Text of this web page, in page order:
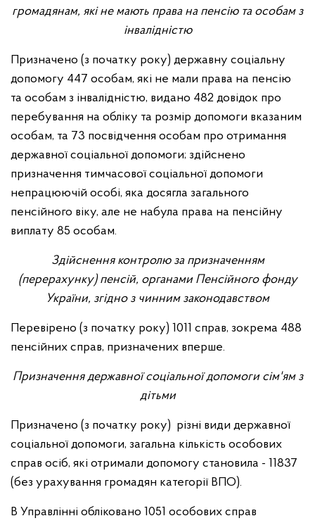
громадянам, які не мають права на пенсію та особам з
інвалідністю
Призначено (з початку року) державну соціальну
допомогу 447 особам, які не мали права на пенсію
та особам з інвалідністю, видано 482 довідок про
перебування на обліку та розмір допомоги вказаним
особам, та 73 посвідчення особам про отримання
державної соціальної допомоги; здійснено
призначення тимчасової соціальної допомоги
непрацюючій особі, яка досягла загального
пенсійного віку, але не набула права на пенсійну
виплату 85 особам.
Здійснення контролю за призначенням
(перерахунку) пенсій, органами Пенсійного фонду
України, згідно з чинним законодавством
Перевірено (з початку року) 1011 справ, зокрема 488
пенсійних справ, призначених вперше.
Призначення державної соціальної допомоги сім'ям з
дітьми
Призначено (з початку року) різні види державної
соціальної допомоги, загальна кількість особових
справ осіб, які отримали допомогу становила - 11837
(без урахування громадян категорії ВПО).
В Управлінні обліковано 1051 особових справ